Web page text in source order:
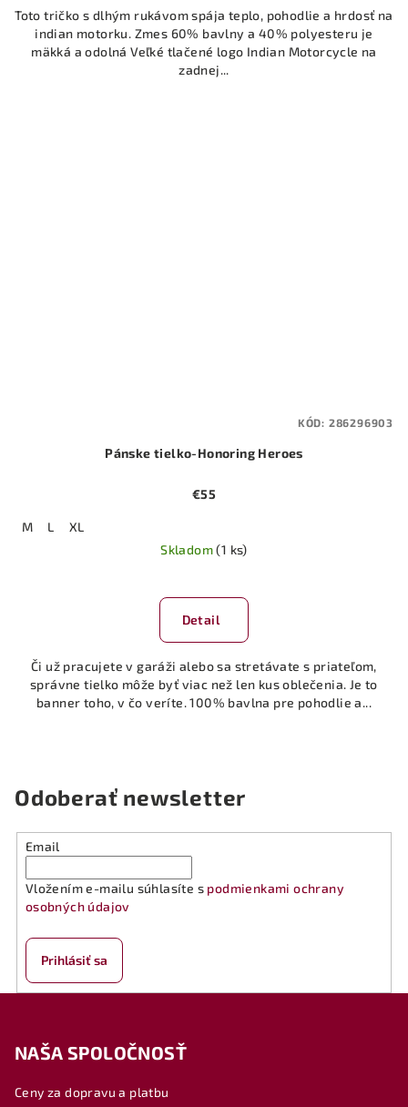
Toto tričko s dlhým rukávom spája teplo, pohodlie a hrdosť na
indian motorku. Zmes 60% bavlny a 40% polyesteru je
mäkká a odolná Veľké tlačené logo Indian Motorcycle na
zadnej...
Pánske tielko-Honoring Heroes
€55
M L
XL
Skladom(1 ks)
Detail
Či už pracujete v garáži alebo sa stretávate s priateľom,
správne tielko môže byť viac než len kus oblečenia. Je to
banner toho, v čo veríte. 100% bavlna pre pohodlie a...
KÓD: 286296903
Odoberať newsletter
Email
Vložením e-mailu súhlasíte s podmienkami ochrany
osobných údajov
Prihlásiť sa
NAŠA SPOLOČNOSŤ
Ceny za dopravu a platbu